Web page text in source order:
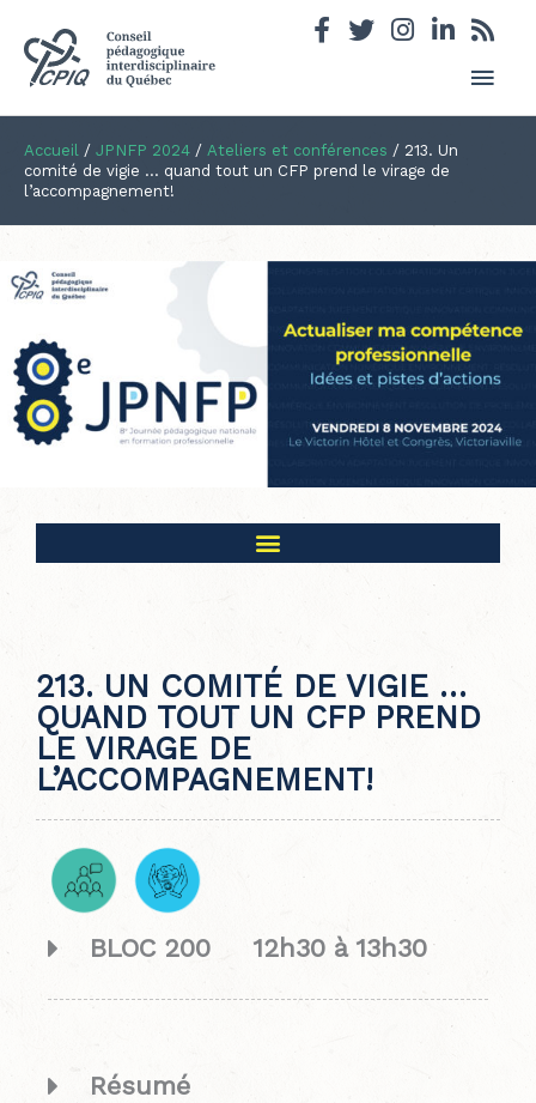
Accueil / JPNFP 2024 / Ateliers et conférences / 213. Un
comité de vigie … quand tout un CFP prend le virage de
l’accompagnement!
213. UN COMITÉ DE VIGIE …
QUAND TOUT UN CFP PREND
LE VIRAGE DE
L’ACCOMPAGNEMENT!
BLOC 200 12h30 à 13h30
Résumé